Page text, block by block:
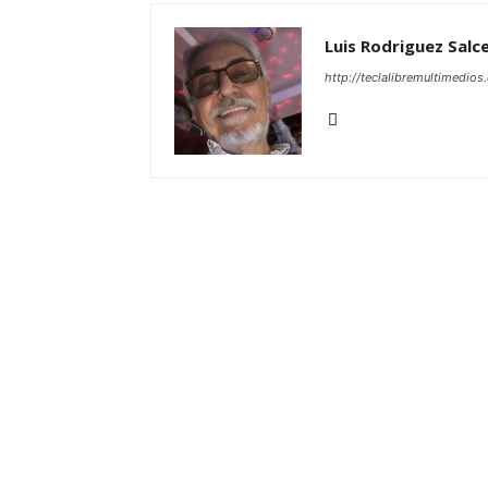
Luis Rodriguez
http://